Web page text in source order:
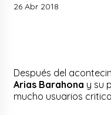
26 Abr 2018
Después del
Arias Barahona y su
mucho usuarios